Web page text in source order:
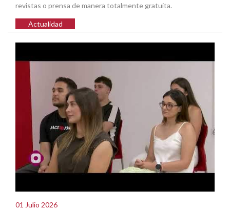
revistas o prensa de manera totalmente gratuita.
Actualidad
01 Julio 2026